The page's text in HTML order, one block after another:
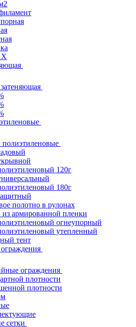
полиэтиленовые
120г
180г
полотно в рулонах
армированной пленки
огнеупорный
утепленный
тент
ограждения
плотности
плотности
сетки